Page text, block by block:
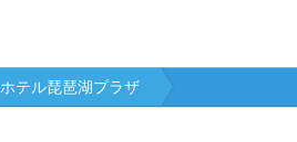
ホテル琵琶湖プラザ